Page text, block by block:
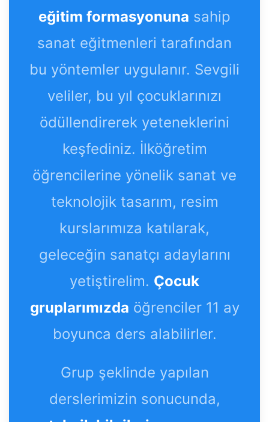
eğitim formasyonuna sahip
sanat eğitmenleri tarafından
bu yöntemler uygulanır. Sevgili
veliler, bu yıl çocuklarınızı
ödüllendirerek yeteneklerini
keşfediniz. İlköğretim
öğrencilerine yönelik sanat ve
teknolojik tasarım, resim
kurslarımıza katılarak,
geleceğin sanatçı adaylarını
yetiştirelim. Çocuk
gruplarımızda öğrenciler 11 ay
boyunca ders alabilirler.
Grup şeklinde yapılan
derslerimizin sonucunda,